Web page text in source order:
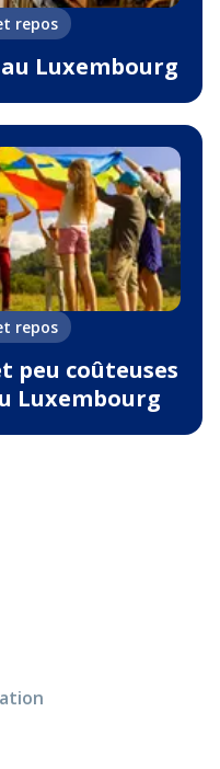
repos
Luxembourg
repos
peu coûteuses
Luxembourg